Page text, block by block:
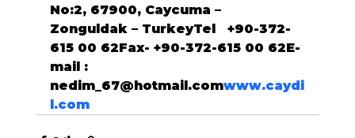
No:2, 67900, Caycuma –
Zonguldak – TurkeyTel   +90-372-
615 00 62Fax- +90-372-615 00 62E-
mail :
nedim_67@hotmail.comwww.caydi
l.com